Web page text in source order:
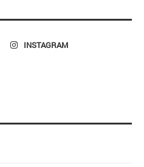
INSTAGRAM